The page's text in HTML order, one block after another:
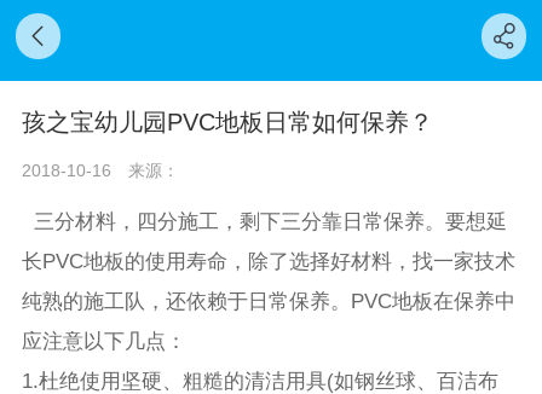
孩之宝幼儿园PVC地板日常如何保养？
2018-10-16 来源：
三分材料，四分施工，剩下三分靠日常保养。要想延
长PVC地板的使用寿命，除了选择好材料，找一家技术
纯熟的施工队，还依赖于日常保养。PVC地板在保养中
应注意以下几点：
1.杜绝使用坚硬、粗糙的清洁用具(如钢丝球、百洁布